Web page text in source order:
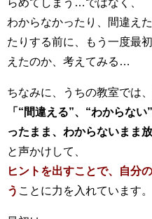
わからなかったり、間違え
たりする前に、もう一度最
えたのか、考えてみる…
ちなみに、うちの教室では
「“間違える”、“わからな
ったまま、わからないまま
と声かけして、
ヒントを出すことで、自分
う ことに力を入れています。